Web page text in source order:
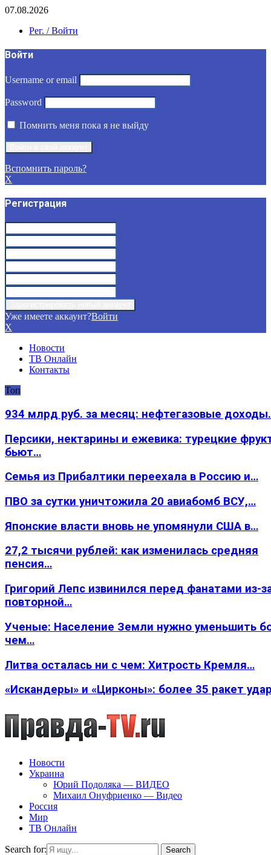
07.08.2026
Рег. / Войти
Войти
Username or email
Password
Помнить меня пока я не выйду
Вспомнить пароль?
X
Регистрация
Уже имеете аккаунт?Войти
X
Новости
ТВ Онлайн
Контакты
Топ
934 млрд руб. за месяц: нефтегазовые
Персики, нектарины и ежевика: турецкие
бьют…
Семья из Прибалтики переехала в Россию и…
ПВО за сутки уничтожила 20 авиабомб ВСУ,…
Японские власти вновь не упомянули США в…
27,2 тысячи рублей: как изменилась средняя
пенсия…
Григорий Лепс извинился перед фанатами из-
повторной…
Ученые: Население Земли нужно уменьшить
чем…
Литва осталась ни с чем: Хитрость Кремля…
«Искандеры» и «Цирконы»: более 35 ракет
Новости
Украина
Юрий Подоляка — ВИДЕО
Михаил Онуфриенко — Видео
Россия
Мир
ТВ Онлайн
Search for:
Search